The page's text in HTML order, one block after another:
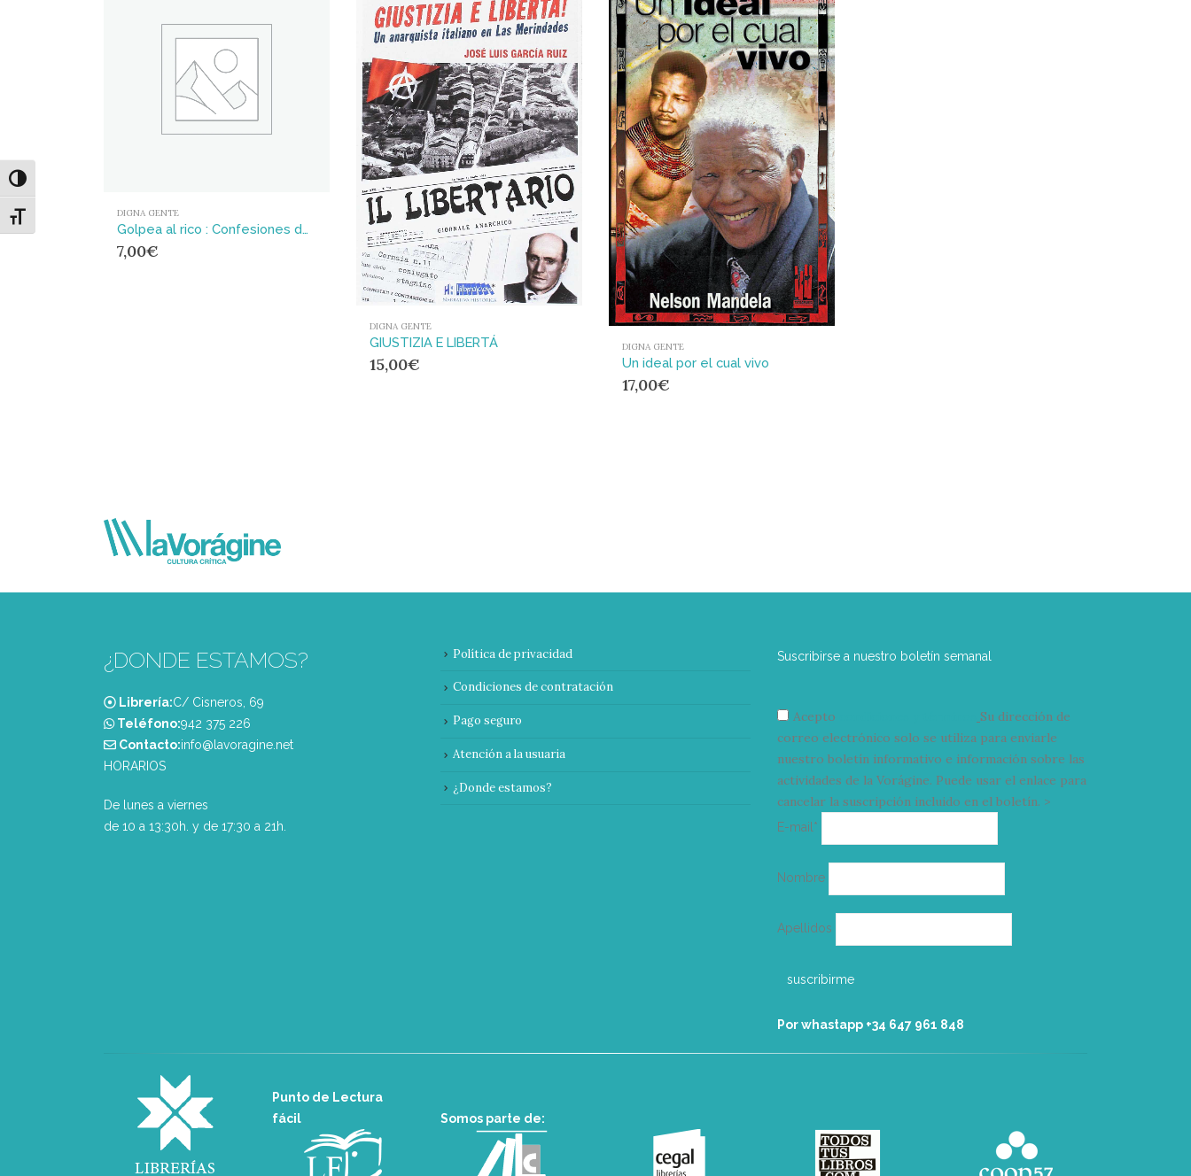
Alternar alto contraste
Alternar tamaño de letra
DIGNA GENTE
Golpea al rico : Confesiones de un anarquista britanico
7,00€
DIGNA GENTE
GIUSTIZIA E LIBERTÁ
15,00€
DIGNA GENTE
Un ideal por el cual vivo
17,00€
¿DONDE ESTAMOS?
Librería:C/ Cisneros, 69
Teléfono:‭942 375 226‬
Contacto:info@lavoragine.net
HORARIOS
De lunes a viernes
de 10 a 13:30h. y de 17:30 a 21h.
Política de privacidad
Condiciones de contratación
Pago seguro
Atención a la usuaria
¿Donde estamos?
Suscribirse a nuestro boletín semanal
Acepto
Su dirección de
correo electrónico solo se utiliza para enviarle
nuestro boletín informativo e información sobre las
actividades de la Vorágine. Puede usar el enlace para
cancelar la suscripción incluido en el boletín. >
E-mail*
electrónico
Nombre
Apellidos
Por whastapp +34 ‭647 961 848‬
Punto de Lectura
fácil
Somos parte de: